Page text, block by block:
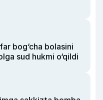
bog‘cha bolasini
sud hukmi o‘qildi